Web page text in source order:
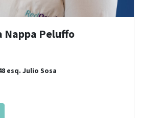
Nappa Peluffo
esq. Julio Sosa